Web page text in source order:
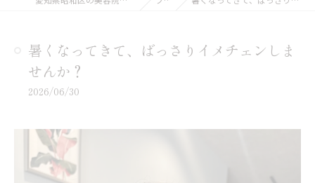
暑くなってきて、ばっさりイメチェンしま
せんか？
2026/06/30